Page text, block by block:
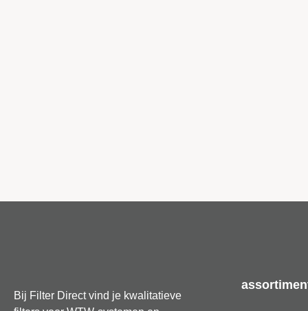
Bij Filter Direct vind je kwalitatieve